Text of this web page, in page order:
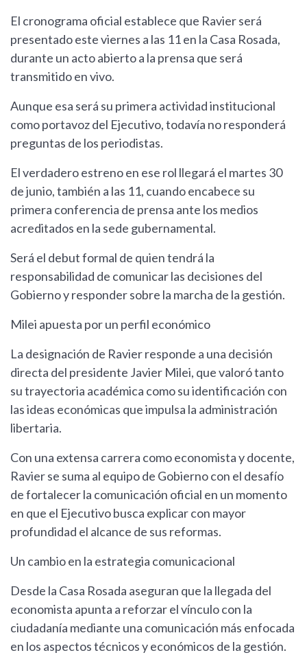
El cronograma oficial establece que Ravier será
presentado este viernes a las 11 en la Casa Rosada,
durante un acto abierto a la prensa que será
transmitido en vivo.
Aunque esa será su primera actividad institucional
como portavoz del Ejecutivo, todavía no responderá
preguntas de los periodistas.
El verdadero estreno en ese rol llegará el martes 30
de junio, también a las 11, cuando encabece su
primera conferencia de prensa ante los medios
acreditados en la sede gubernamental.
Será el debut formal de quien tendrá la
responsabilidad de comunicar las decisiones del
Gobierno y responder sobre la marcha de la gestión.
Milei apuesta por un perfil económico
La designación de Ravier responde a una decisión
directa del presidente Javier Milei, que valoró tanto
su trayectoria académica como su identificación con
las ideas económicas que impulsa la administración
libertaria.
Con una extensa carrera como economista y docente,
Ravier se suma al equipo de Gobierno con el desafío
de fortalecer la comunicación oficial en un momento
en que el Ejecutivo busca explicar con mayor
profundidad el alcance de sus reformas.
Un cambio en la estrategia comunicacional
Desde la Casa Rosada aseguran que la llegada del
economista apunta a reforzar el vínculo con la
ciudadanía mediante una comunicación más enfocada
en los aspectos técnicos y económicos de la gestión.